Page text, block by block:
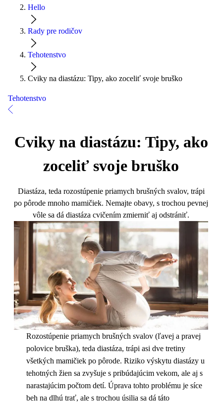
Hello
Rady pre rodičov
Tehotenstvo
Cviky na diastázu: Tipy, ako zoceliť svoje bruško
Tehotenstvo
Cviky na diastázu: Tipy, ako
zoceliť svoje bruško
Diastáza, teda rozostúpenie priamych brušných svalov, trápi
po pôrode mnoho mamičiek. Nemajte obavy, s trochou pevnej
vôle sa dá diastáza cvičením zmierniť aj odstrániť.
Rozostúpenie priamych brušných svalov (ľavej a pravej
polovice bruška), teda diastáza, trápi asi dve tretiny
všetkých mamičiek po pôrode. Riziko výskytu diastázy u
tehotných žien sa zvyšuje s pribúdajúcim vekom, ale aj s
narastajúcim počtom detí. Úprava tohto problému je síce
beh na dlhú trať, ale s trochou úsilia sa dá táto